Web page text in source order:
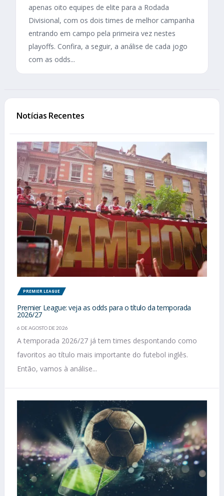
apenas oito equipes de elite para a Rodada
Divisional, com os dois times de melhor campanha
entrando em campo pela primeira vez nestes
playoffs. Confira, a seguir, a análise de cada jogo
com as odds...
Notícias Recentes
PREMIER LEAGUE
Premier League: veja as odds para o título da temporada
2026/27
6 DE AGOSTO DE 2026
A temporada 2026/27 já tem times despontando como
favoritos ao título mais importante do futebol inglês.
Então, vamos à análise...